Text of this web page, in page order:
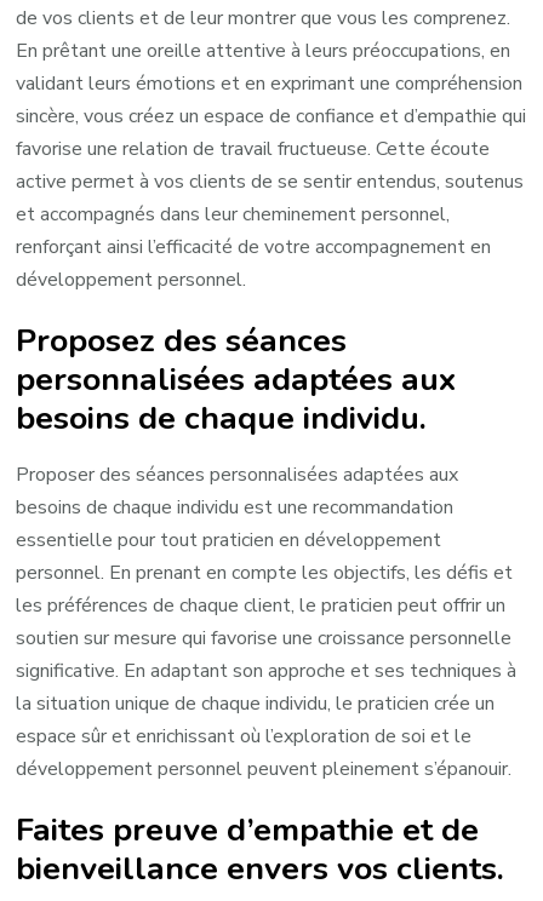
de vos clients et de leur montrer que vous les comprenez.
En prêtant une oreille attentive à leurs préoccupations, en
validant leurs émotions et en exprimant une compréhension
sincère, vous créez un espace de confiance et d’empathie qui
favorise une relation de travail fructueuse. Cette écoute
active permet à vos clients de se sentir entendus, soutenus
et accompagnés dans leur cheminement personnel,
renforçant ainsi l’efficacité de votre accompagnement en
développement personnel.
Proposez des séances
personnalisées adaptées aux
besoins de chaque individu.
Proposer des séances personnalisées adaptées aux
besoins de chaque individu est une recommandation
essentielle pour tout praticien en développement
personnel. En prenant en compte les objectifs, les défis et
les préférences de chaque client, le praticien peut offrir un
soutien sur mesure qui favorise une croissance personnelle
significative. En adaptant son approche et ses techniques à
la situation unique de chaque individu, le praticien crée un
espace sûr et enrichissant où l’exploration de soi et le
développement personnel peuvent pleinement s’épanouir.
Faites preuve d’empathie et de
bienveillance envers vos clients.